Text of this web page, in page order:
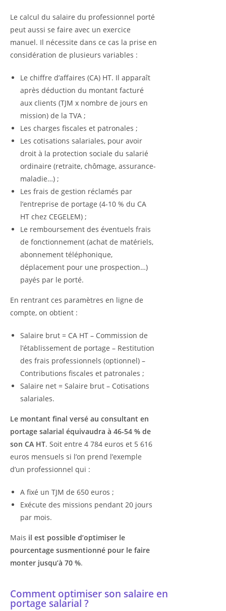
Le calcul du salaire du professionnel porté
peut aussi se faire avec un exercice
manuel. Il nécessite dans ce cas la prise en
considération de plusieurs variables :
Le chiffre d’affaires (CA) HT. Il apparaît
après déduction du montant facturé
aux clients (TJM x nombre de jours en
mission) de la TVA ;
Les charges fiscales et patronales ;
Les cotisations salariales, pour avoir
droit à la protection sociale du salarié
ordinaire (retraite, chômage, assurance-
maladie…) ;
Les frais de gestion réclamés par
l’entreprise de portage (4-10 % du CA
HT chez CEGELEM) ;
Le remboursement des éventuels frais
de fonctionnement (achat de matériels,
abonnement téléphonique,
déplacement pour une prospection…)
payés par le porté.
En rentrant ces paramètres en ligne de
compte, on obtient :
Salaire brut = CA HT – Commission de
l’établissement de portage – Restitution
des frais professionnels (optionnel) –
Contributions fiscales et patronales ;
Salaire net = Salaire brut – Cotisations
salariales.
Le montant final versé au consultant en
portage salarial équivaudra à 46-54 % de
son CA HT. Soit entre 4 784 euros et 5 616
euros mensuels si l’on prend l’exemple
d’un professionnel qui :
A fixé un TJM de 650 euros ;
Exécute des missions pendant 20 jours
par mois.
Mais il est possible d’optimiser le
pourcentage susmentionné pour le faire
monter jusqu’à 70 %.
Comment optimiser son salaire en
portage salarial ?